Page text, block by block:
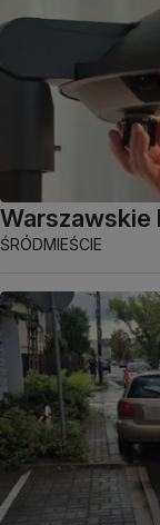
Warszawskie
ŚRÓDMIEŚCIE